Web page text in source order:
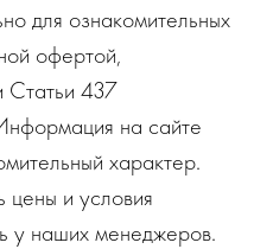
для ознакомительных
офертой,
Статьи 437
на сайте
характер.
цены и условия
у наших менеджеров.